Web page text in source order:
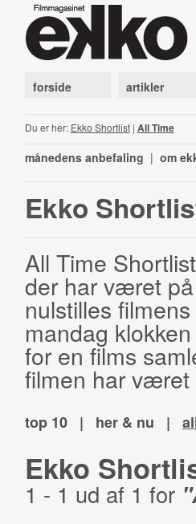
forside artikler
Du er her: Ekko Shortlist| All Time
månedens anbefaling | om
Ekko
All Time
der har været
nulstilles
mandag
for en films
filmen har været
top 10 | her & nu |
Ekko
1 - 1 ud af 1 for